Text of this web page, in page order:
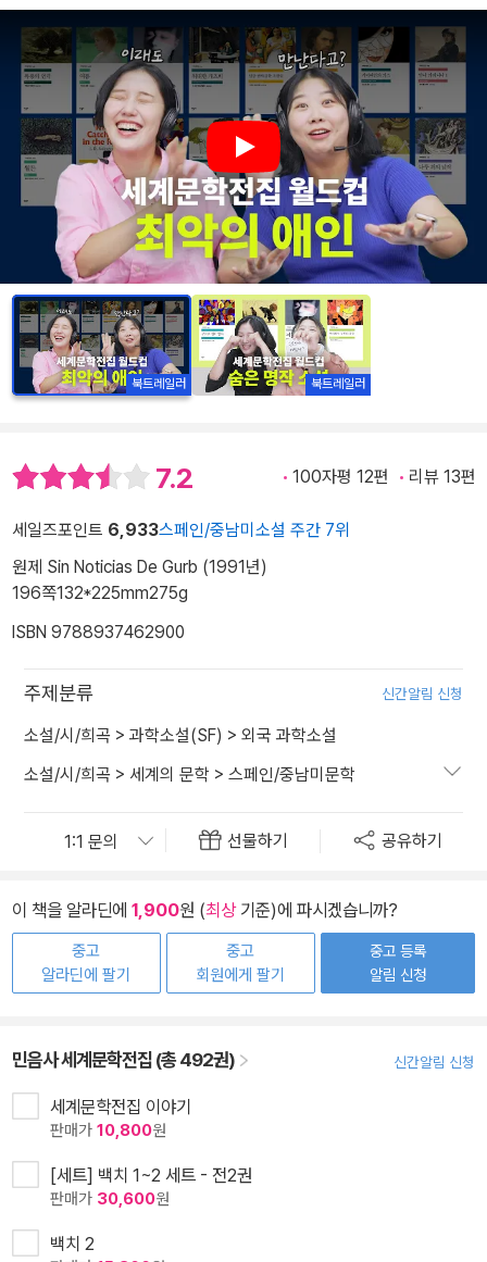
Play
북트레일러 북트레일러
7.2 100자평 12편 리뷰 13편
세일즈포인트 6,933스페인/중남미소설 주간 7위
원제 Sin Noticias De Gurb (1991년)
196쪽132*225mm275g
ISBN 9788937462900
주제분류 신간알림 신청
소설/시/희곡 > 과학소설(SF) > 외국 과학소설
소설/시/희곡 > 세계의 문학 > 스페인/중남미문학
선물하기 공유하기
이 책을 알라딘에 1,900원 (최상기준)에 파시겠습니까?
중고
알라딘에 팔기
중고
회원에게 팔기
중고 등록
알림 신청
민음사 세계문학전집 (총 492권) 신간알림 신청
세계문학전집 이야기
판매가 10,800원
[세트] 백치 1~2 세트 - 전2권
판매가 30,600원
백치 2